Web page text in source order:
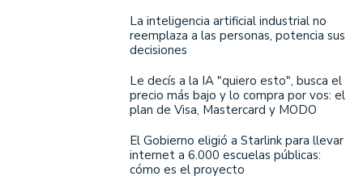
La inteligencia artificial industrial no
reemplaza a las personas, potencia sus
decisiones
Le decís a la IA "quiero esto", busca el
precio más bajo y lo compra por vos: el
plan de Visa, Mastercard y MODO
El Gobierno eligió a Starlink para llevar
internet a 6.000 escuelas públicas:
cómo es el proyecto